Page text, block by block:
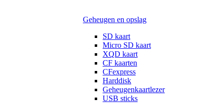
Geheugen en opslag
SD kaart
Micro SD kaart
XQD kaart
CF kaarten
CFexpress
Harddisk
Geheugenkaartlezer
USB sticks